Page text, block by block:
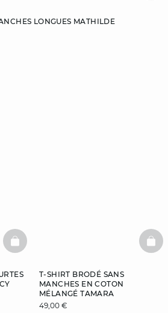
LONGUES MATHILDE
BASKETFULL
T-SHIRT BRODÉ SANS
MANCHES EN COTON
MÉLANGÉ TAMARA
49,00 €